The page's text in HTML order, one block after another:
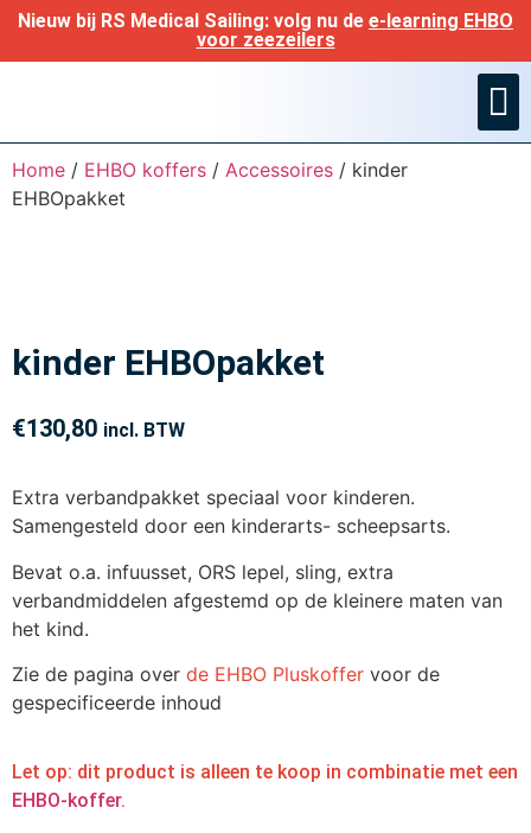
Nieuw bij RS Medical Sailing: volg nu de e-learning EHBO
voor zeezeilers
Home / EHBO koffers / Accessoires / kinder
EHBOpakket
kinder EHBOpakket
€130,80 incl. BTW
Extra verbandpakket speciaal voor kinderen.
Samengesteld door een kinderarts- scheepsarts.
Bevat o.a. infuusset, ORS lepel, sling, extra
verbandmiddelen afgestemd op de kleinere maten van
het kind.
Zie de pagina over de EHBO Pluskoffer voor de
gespecificeerde inhoud
Let op: dit product is alleen te koop in combinatie met een
EHBO-koffer.